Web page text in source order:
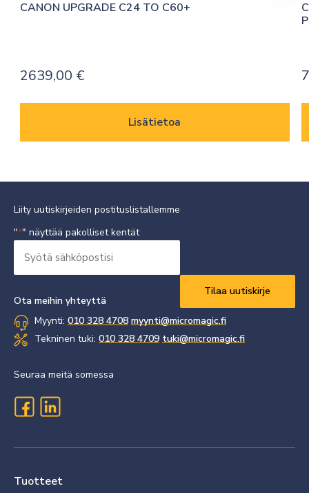
CANON UPGRADE C24 TO C60+
2639,00 €
Lisätietoa
Liity uutiskirjeiden postituslistallemme
"*" näyttää pakolliset kentät
sähköpostisi
Ota meihin yhteyttä
Myynti: 010 328 4708 myynti@micromagic.fi
Tekninen tuki: 010 328 4709 tuki@micromagic.fi
Seuraa meitä somessa
Tuotteet